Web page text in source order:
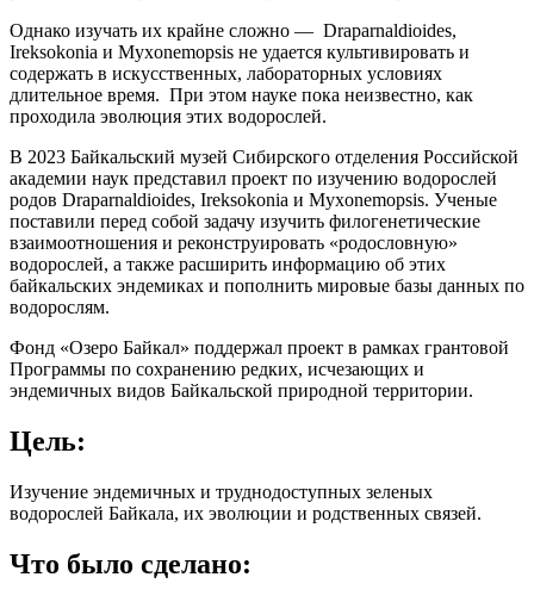
Однако изучать их крайне сложно — Draparnaldioides,
Ireksokonia и Myxonemopsis не удается культивировать и
содержать в искусственных, лабораторных условиях
длительное время. При этом науке пока неизвестно, как
проходила эволюция этих водорослей.
В 2023 Байкальский музей Сибирского отделения Российской
академии наук представил проект по изучению водорослей
родов Draparnaldioides, Ireksokonia и Myxonemopsis. Ученые
поставили перед собой задачу изучить филогенетические
взаимоотношения и реконструировать «родословную»
водорослей, а также расширить информацию об этих
байкальских эндемиках и пополнить мировые базы данных по
водорослям.
Фонд «Озеро Байкал» поддержал проект в рамках грантовой
Программы по сохранению редких, исчезающих и
эндемичных видов Байкальской природной территории.
Цель:
Изучение эндемичных и труднодоступных зеленых
водорослей Байкала, их эволюции и родственных связей.
Что было сделано: